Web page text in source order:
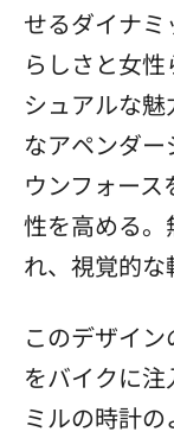
せるダイナ
らしさと女
シュアルな
なアペンダ
ウンフォー
性を高める。
れ、視覚的な
このデザイ
をバイクに注
ミルの時計